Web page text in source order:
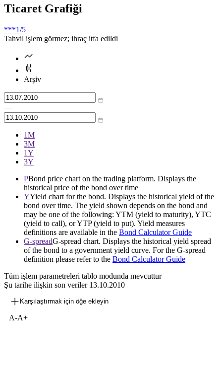
Ticaret Grafiği
***1/5
Tahvil işlem görmez; ihraç itfa edildi
Arşiv
—
1М
3М
1Y
3Y
PBond price chart on the trading platform. Displays the
historical price of the bond over time
YYield chart for the bond. Displays the historical yield of the
bond over time. The yield shown depends on the bond and
may be one of the following: YTM (yield to maturity), YTC
(yield to call), or YTP (yield to put). Yield measures
definitions are available in the Bond Calculator Guide
G-spreadG-spread chart. Displays the historical yield spread
of the bond to a government yield curve. For the G-spread
definition please refer to the Bond Calculator Guide
Tüm işlem parametreleri tablo modunda mevcuttur
Şu tarihe ilişkin son veriler 13.10.2010
Karşılaştırmak için öğe ekleyin